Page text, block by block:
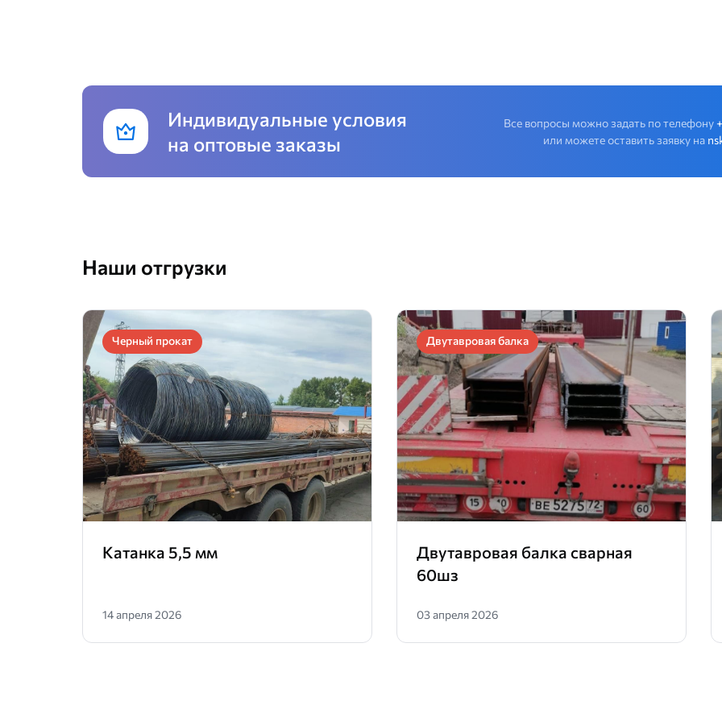
Индивидуальные условия
на оптовые заказы
Все вопросы можно задать по телефону
или можете оставить заявку на
Наши отгрузки
Черный прокат
Катанка 5,5 мм
14 апреля 2026
Двутавровая балка
Двутавровая балка сварная
60шз
03 апреля 2026